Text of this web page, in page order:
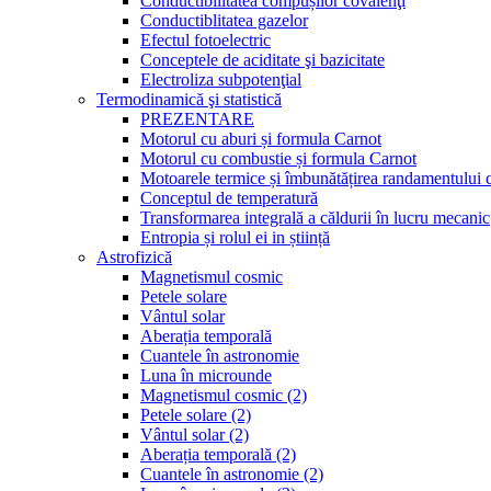
Conductiblitatea gazelor
Efectul fotoelectric
Conceptele de aciditate şi bazicitate
Electroliza subpotenţial
Termodinamică şi statistică
PREZENTARE
Motorul cu aburi și formula Carnot
Motorul cu combustie și formula Carnot
Motoarele termice și îmbunătățirea randamentului
Conceptul de temperatură
Transformarea integrală a căldurii în lucru mecanic
Entropia și rolul ei in știință
Astrofizică
Magnetismul cosmic
Petele solare
Vântul solar
Aberația temporală
Cuantele în astronomie
Luna în microunde
Magnetismul cosmic (2)
Petele solare (2)
Vântul solar (2)
Aberația temporală (2)
Cuantele în astronomie (2)